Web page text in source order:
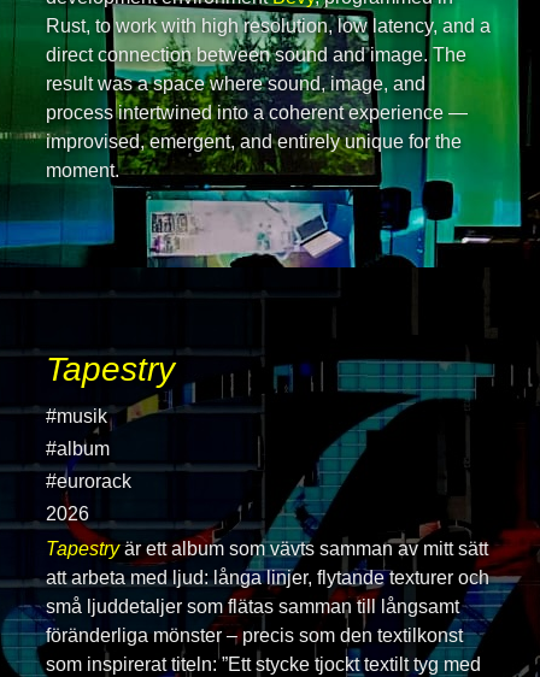
Rust, to work with high resolution, low latency, and a
direct connection between sound and image. The
result was a space where sound, image, and
process intertwined into a coherent experience —
improvised, emergent, and entirely unique for the
moment.
Tapestry
#musik
#album
#eurorack
2026
Tapestryär ett album som vävts samman av mitt sätt
att arbeta med ljud: långa linjer, flytande texturer och
små ljuddetaljer som flätas samman till långsamt
föränderliga mönster – precis som den textilkonst
som inspirerat titeln: ”Ett stycke tjockt textilt tyg med